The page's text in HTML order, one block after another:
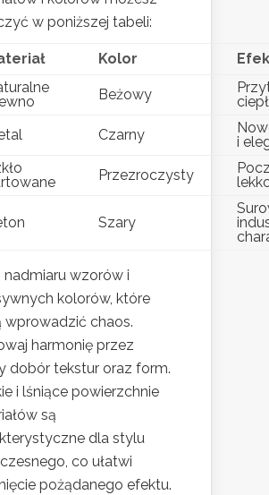
w poniższej tabeli:
Kolor
Beżowy
Czarny
i
Przezroczysty
Szary
nadmiaru wzorów i
kolorów, które
wprowadzić chaos.
harmonię przez
dobór tekstur oraz form.
i lśniące powierzchnie
są
dla stylu
co ułatwi
pożądanego efektu.